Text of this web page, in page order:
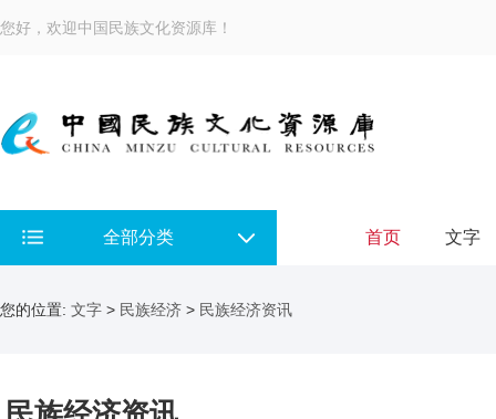
您好，欢迎中国民族文化资源库！
全部分类 首页 文字
您的位置: 文字 > 民族经济 > 民族经济资讯